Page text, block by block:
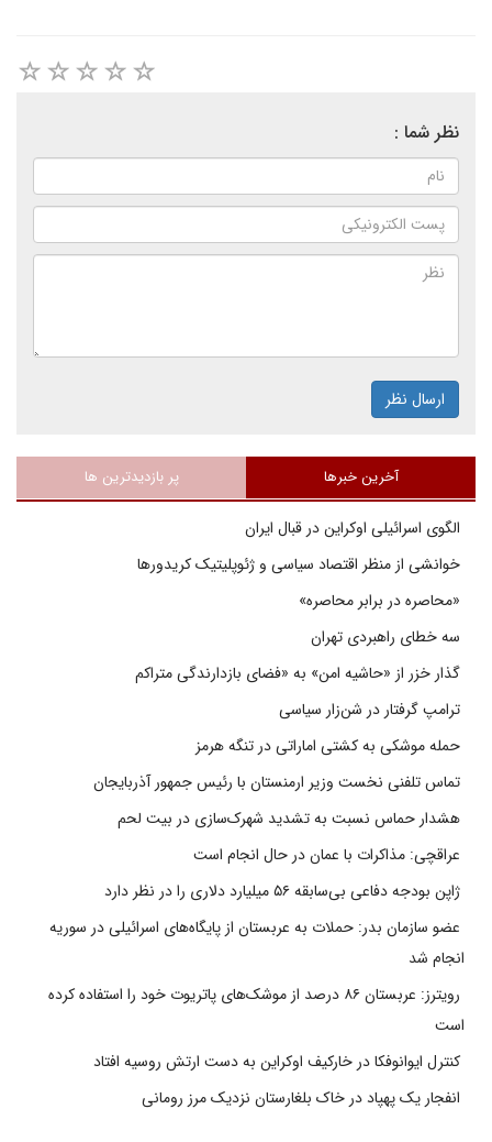
نظر شما :
ارسال نظر
آخرین خبرها پر بازدیدترین ها
الگوی اسرائیلی اوکراین در قبال ایران
خوانشی از منظر اقتصاد سیاسی و ژئوپلیتیک کریدورها
«محاصره در برابر محاصره»
سه خطای راهبردی تهران
گذار خزر از «حاشیه امن» به «فضای بازدارندگی متراکم
ترامپ گرفتار در شن‌زار سیاسی
حمله موشکی به کشتی اماراتی در تنگه هرمز
تماس تلفنی نخست وزیر ارمنستان با رئیس جمهور آذربایجان
هشدار حماس نسبت به تشدید شهرک‌سازی در بیت‌ لحم
عراقچی: مذاکرات با عمان در حال انجام است
ژاپن بودجه دفاعی بی‌سابقه ۵۶ میلیارد دلاری را در نظر دارد
عضو سازمان بدر: حملات به عربستان از پایگاه‌های اسرائیلی در سوریه
انجام شد
رویترز: عربستان ۸۶ درصد از موشک‌های پاتریوت خود را استفاده کرده
است
کنترل ایوانوفکا در خارکیف اوکراین به دست ارتش روسیه افتاد
انفجار یک پهپاد در خاک بلغارستان نزدیک مرز رومانی